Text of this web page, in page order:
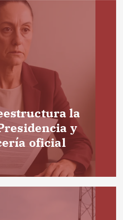
la
y
oficial